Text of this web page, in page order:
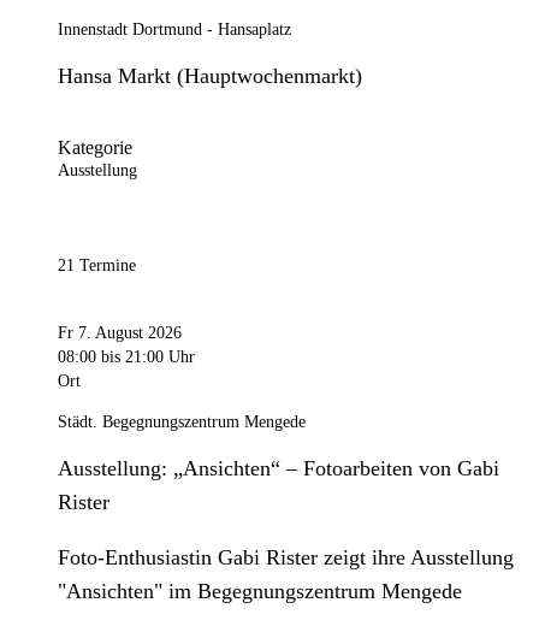
Innenstadt Dortmund - Hansaplatz
Hansa Markt (Hauptwochenmarkt)
Kategorie
Ausstellung
21 Termine
Fr 7. August 2026
08:00 bis 21:00 Uhr
Ort
Städt. Begegnungszentrum Mengede
Ausstellung: „Ansichten“ – Fotoarbeiten von Gabi
Rister
Foto-Enthusiastin Gabi Rister zeigt ihre Ausstellung
"Ansichten" im Begegnungszentrum Mengede